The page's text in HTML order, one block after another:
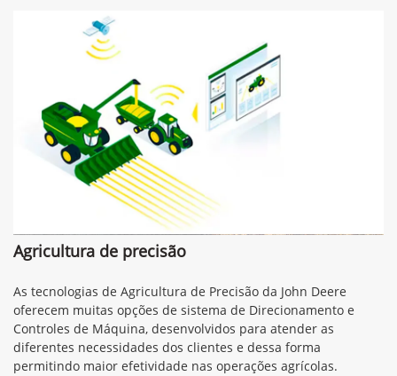
Agricultura de precisão
As tecnologias de Agricultura de Precisão da John Deere
oferecem muitas opções de sistema de Direcionamento e
Controles de Máquina, desenvolvidos para atender as
diferentes necessidades dos clientes e dessa forma
permitindo maior efetividade nas operações agrícolas.